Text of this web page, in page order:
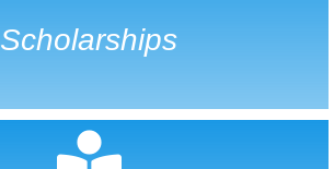
Scholarships